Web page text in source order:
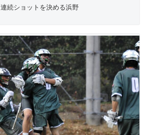
連続ショットを決める浜野